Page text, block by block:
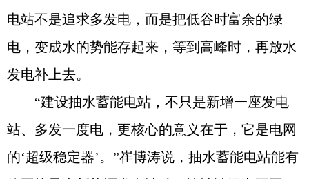
电站不是追求多发电，而是把低谷时富余的绿
电，变成水的势能存起来，等到高峰时，再放水
发电补上去。
“建设抽水蓄能电站，不只是新增一座发电
站、多发一度电，更核心的意义在于，它是电网
的‘超级稳定器’。”崔博涛说，抽水蓄能电站能有